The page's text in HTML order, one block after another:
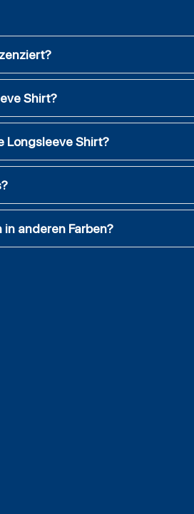
Shirt?
Longsleeve Shirt?
anderen Farben?